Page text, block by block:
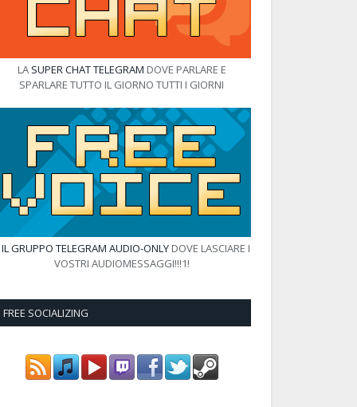
LA SUPER CHAT TELEGRAM DOVE PARLARE E
SPARLARE TUTTO IL GIORNO TUTTI I GIORNI
IL GRUPPO TELEGRAM AUDIO-ONLYDOVE LASCIARE I
VOSTRI AUDIOMESSAGGI!!!1!
FREE SOCIALIZING